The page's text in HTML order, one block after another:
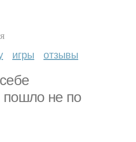
игры отзывы
пошло не по